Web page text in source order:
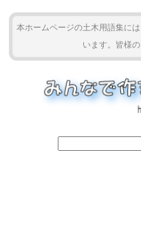
本ホームページの土木用語集に
います。皆様